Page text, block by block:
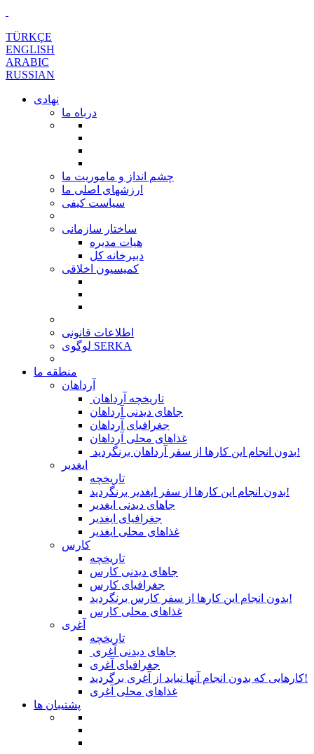
TÜRKÇE
ENGLISH
ARABIC
RUSSIAN
نهادی
درباه ما
چشم انداز و ماموریت ما
ارزشهای اصلی ما
سیاست کیفی
ساختار سازمانی
هیات مدیره
دبیرخانه کل
کمیسیون اخلاقی
اطلاعات قانونی
لوگوی SERKA
منطقه ما
آرداهان
تاریخچه آرداهان
جاهای دیدنی آرداهان
جغرافیای آرداهان
غذاهای محلی آرداهان
بدون انجام این کارها از سفر آرداهان برنگردید!
ایغدیر
تاریخچه
بدون انجام این کارها از سفر ایغدیر برنگردید!
جاهای دیدنی ایغدیر
جغرافیای ایغدیر
غذاهای محلی ایغدیر
کارس
تاریخچه
جاهای دیدنی کارس
جغرافیای کارس
بدون انجام این کارها از سفر کارس برنگردید!
غذاهای محلی کارس
آغری
تاریخچه
جاهای دیدنی آغری
جغرافیای آغری
کارهایی که بدون انجام آنها نباید از آغری برگردید!
غذاهای محلی آغری
پشتیبان ها